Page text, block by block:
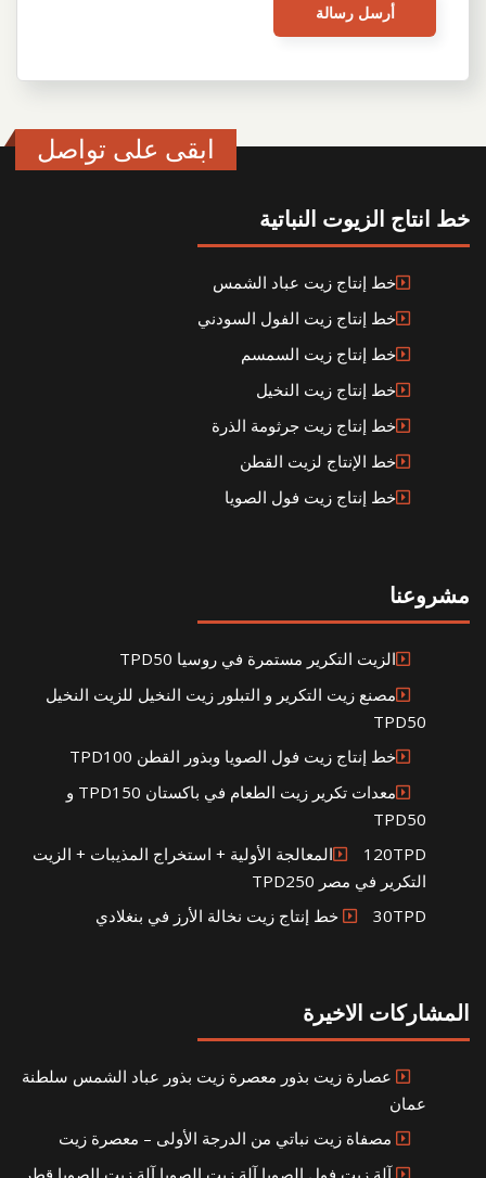
ابقى على تواصل
خط انتاج الزيوت النباتية
خط إنتاج زيت عباد الشمس
خط إنتاج زيت الفول السودني
خط إنتاج زيت السمسم
خط إنتاج زيت النخيل
خط إنتاج زيت جرثومة الذرة
خط الإنتاج لزيت القطن
خط إنتاج زيت فول الصويا
مشروعنا
الزيت التكرير مستمرة في روسيا TPD50
مصنع زيت التكرير و التبلور زيت النخيل للزيت النخيل
TPD50
خط إنتاج زيت فول الصويا وبذور القطن TPD100
معدات تكرير زيت الطعام في باكستان TPD150 و
TPD50
120TPDالمعالجة الأولية + استخراج المذيبات + الزيت
التكرير في مصر TPD250
30TPD خط إنتاج زيت نخالة الأرز في بنغلادي
المشاركات الاخيرة
عصارة زيت بذور معصرة زيت بذور عباد الشمس سلطنة
عمان
مصفاة زيت نباتي من الدرجة الأولى – معصرة زيت
آلة زيت فول الصويا آلة زيت الصويا آلة زيت الصويا قطر